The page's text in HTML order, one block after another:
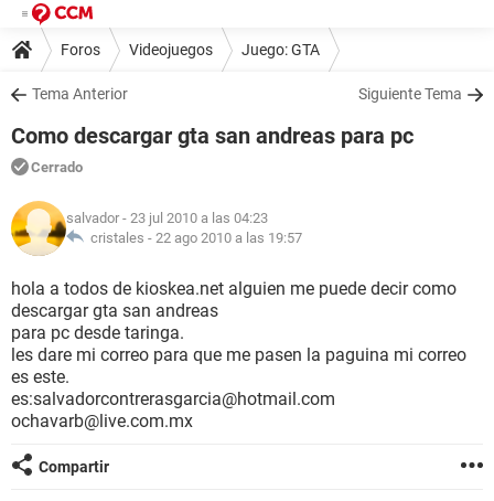
Foros Videojuegos Juego: GTA
Tema Anterior Siguiente Tema
Como descargar gta san andreas para pc
Cerrado
salvador - 23 jul 2010 a las 04:23
cristales - 22 ago 2010 a las 19:57
hola a todos de kioskea.net alguien me puede decir como
descargar gta san andreas
para pc desde taringa.
les dare mi correo para que me pasen la paguina mi correo
es este.
es:salvadorcontrerasgarcia@hotmail.com
ochavarb@live.com.mx
Compartir